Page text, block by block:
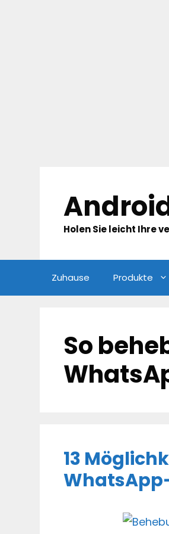
Holen Sie leicht Ihre
Zuhause Produkte
So
13